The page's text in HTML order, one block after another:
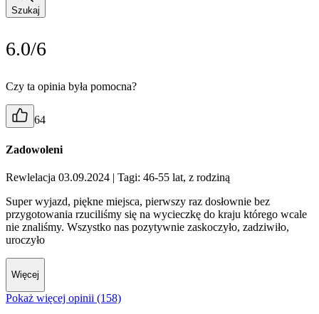
Szukaj
6.0/6
Czy ta opinia była pomocna?
64
Zadowoleni
Rewlelacja 03.09.2024 | Tagi: 46-55 lat, z rodziną
Super wyjazd, piękne miejsca, pierwszy raz dosłownie bez
przygotowania rzuciliśmy się na wycieczkę do kraju którego wcale
nie znaliśmy. Wszystko nas pozytywnie zaskoczyło, zadziwiło,
uroczyło
Więcej
Pokaż więcej opinii (158)